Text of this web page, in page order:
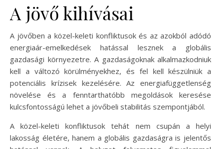
A jövő kihívásai
A jövőben a közel-keleti konfliktusok és az azokból adódó
energiaár-emelkedések hatással lesznek a globális
gazdasági környezetre. A gazdaságoknak alkalmazkodniuk
kell a változó körülményekhez, és fel kell készülniük a
potenciális krízisek kezelésére. Az energiafüggetlenség
növelése és a fenntarthatóbb megoldások keresése
kulcsfontosságú lehet a jövőbeli stabilitás szempontjából.
A közel-keleti konfliktusok tehát nem csupán a helyi
lakosság életére, hanem a globális gazdaságra is jelentős